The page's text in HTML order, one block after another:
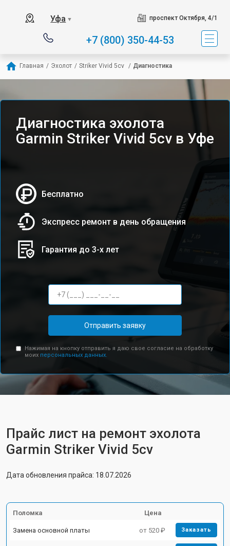
Уфа ▼ проспект Октября, 4/1
+7 (800) 350-44-53
Главная / Эхолот / Striker Vivid 5cv / Диагностика
Диагностика эхолота
Garmin Striker Vivid 5cv в Уфе
Бесплатно
Экспресс ремонт в день обращения
Гарантия до 3-х лет
Отправить заявку
Нажимая на кнопку отправить я даю свое согласие на обработку
моих персональных данных.
Прайс лист на ремонт эхолота
Garmin Striker Vivid 5cv
Дата обновления прайса: 18.07.2026
Поломка Цена
Замена основной платы от 520 ₽ Заказать